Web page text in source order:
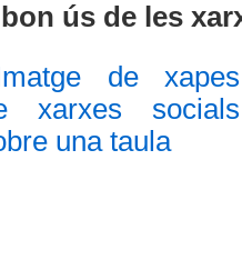
ús de les